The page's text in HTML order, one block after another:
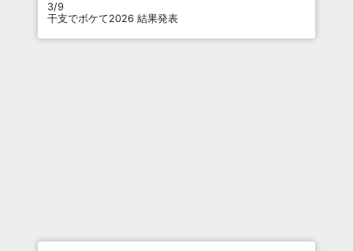
3/9
干支でボケて2026 結果発表